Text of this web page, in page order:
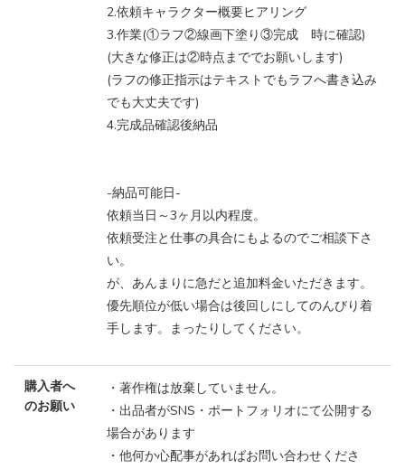
2.依頼キャラクター概要ヒアリング
3.作業(①ラフ②線画下塗り③完成 時に確認)
(大きな修正は②時点まででお願いします)
(ラフの修正指示はテキストでもラフへ書き込み
でも大丈夫です)
4.完成品確認後納品
-納品可能日-
依頼当日～3ヶ月以内程度。
依頼受注と仕事の具合にもよるのでご相談下さ
い。
が、あんまりに急だと追加料金いただきます。
優先順位が低い場合は後回しにしてのんびり着
手します。まったりしてください。
購入者へ
のお願い
・著作権は放棄していません。
・出品者がSNS・ポートフォリオにて公開する
場合があります
・他何か心配事があればお問い合わせくださ